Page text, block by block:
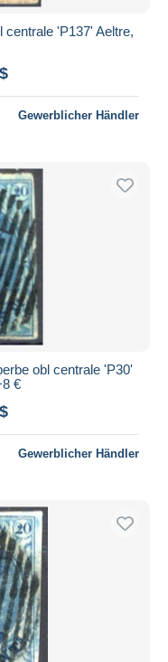
centrale 'P137' Aeltre,
Gewerblicher Händler
obl centrale 'P30'
€
Gewerblicher Händler